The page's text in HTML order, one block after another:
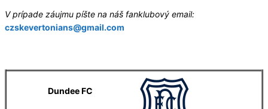
V prípade záujmu píšte na náš fanklubový email:
czskevertonians@gmail.com
Dundee FC